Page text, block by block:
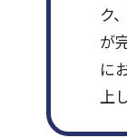
ク
が
に
上